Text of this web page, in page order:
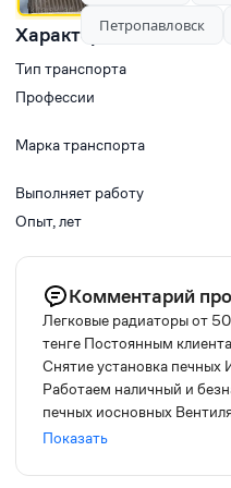
Характеристики
Тип транспорта
Профессии
Марка транспорта
Выполняет работу
Опыт, лет
Комментарий
Легковые радиаторы от
тенге Постоянным
Снятие установка печных
Работаем наличный и
печных иосновных
заслонок печек
тенге Ремонтируем
Показать
Петропавловск